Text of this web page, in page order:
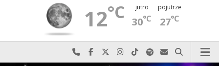
12°C jutro
30°C
pojutrze
27°C
Najlepiej po prostu do nas zadzwoń
Odwiedź nas na Facebook-u
Odwiedź nas na X
Odwiedź nas na Instagram-ie
Odwiedź nas na TikTok-u
Szukaj nas na Spotify
Wyślij do nas
Szukaj